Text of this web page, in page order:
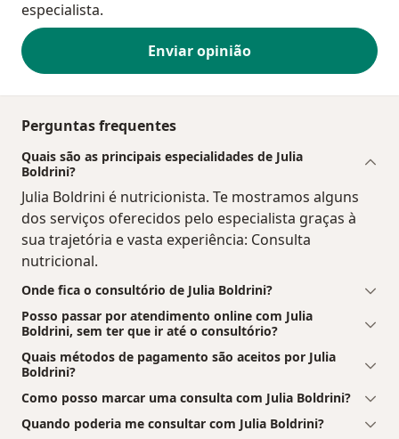
especialista.
Enviar opinião
Perguntas frequentes
Quais são as principais especialidades de Julia
Boldrini?
Julia Boldrini é nutricionista. Te mostramos alguns
dos serviços oferecidos pelo especialista graças à
sua trajetória e vasta experiência: Consulta
nutricional.
Onde fica o consultório de Julia Boldrini?
Posso passar por atendimento online com Julia
Boldrini, sem ter que ir até o consultório?
Quais métodos de pagamento são aceitos por Julia
Boldrini?
Como posso marcar uma consulta com Julia Boldrini?
Quando poderia me consultar com Julia Boldrini?